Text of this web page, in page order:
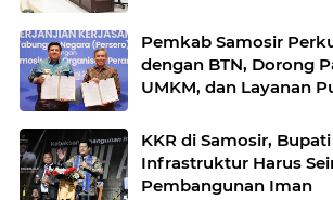
Pemkab Samosir
dengan BTN, Dorong
UMKM, dan Layanan
KKR di Samosir,
Infrastruktur Harus
Pembangunan Iman